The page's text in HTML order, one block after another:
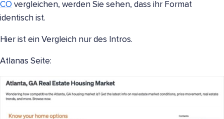
CO vergleichen, werden Sie sehen, dass ihr Format
identisch ist.
Hier ist ein Vergleich nur des Intros.
Atlanas Seite: